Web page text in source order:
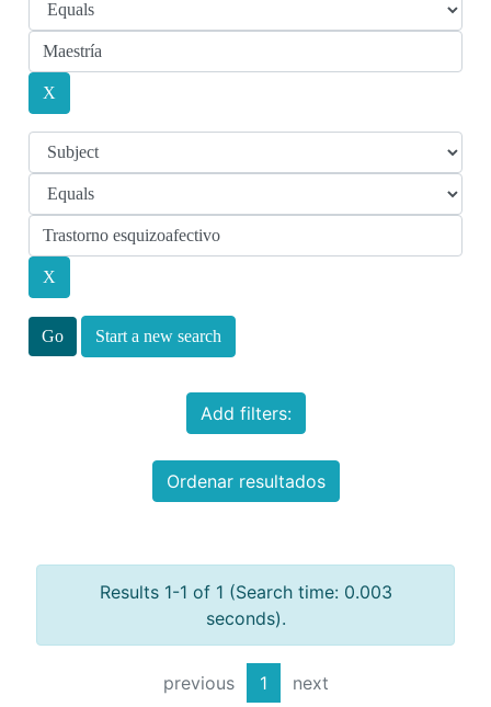
Start a new search
Add filters:
Ordenar resultados
Results 1-1 of 1 (Search time: 0.003
seconds).
previous 1 next